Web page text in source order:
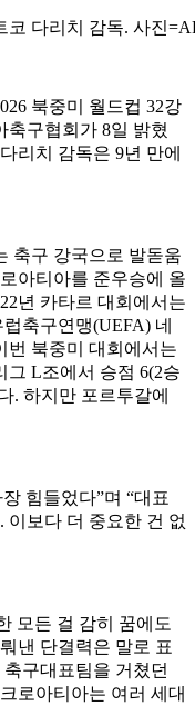
다리치 감독. 사진
북중미 월드컵 32강
축구협회가 8일 밝혔
리치 감독은 9년 만에
축구 강국으로 발돋움
아티아를 준우승에 올
년 카타르 대회에서는
축구연맹(UEFA) 네
번 북중미 대회에서는
그 L조에서 승점 6(2승
. 하지만 포르투갈에
힘들었다”며 “대표
이보다 더 중요한 건 없
모든 걸 감히 꿈에도
낸 단결력은 말로 표
구대표팀을 거쳤던
로아티아는 여러 세대